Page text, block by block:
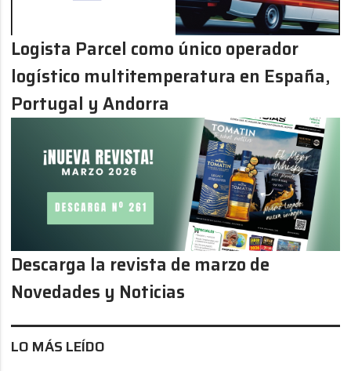
LO MÁS LEÍDO
Logista Parcel como único operador
logístico multitemperatura en España,
Portugal y Andorra
Descarga la revista de marzo de
Novedades y Noticias